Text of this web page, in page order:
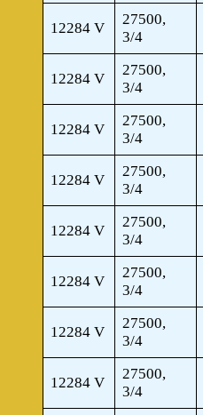
12284 V
27500,
3/4
12284 V
27500,
3/4
12284 V
27500,
3/4
12284 V
27500,
3/4
12284 V
27500,
3/4
12284 V
27500,
3/4
12284 V
27500,
3/4
12284 V
27500,
3/4